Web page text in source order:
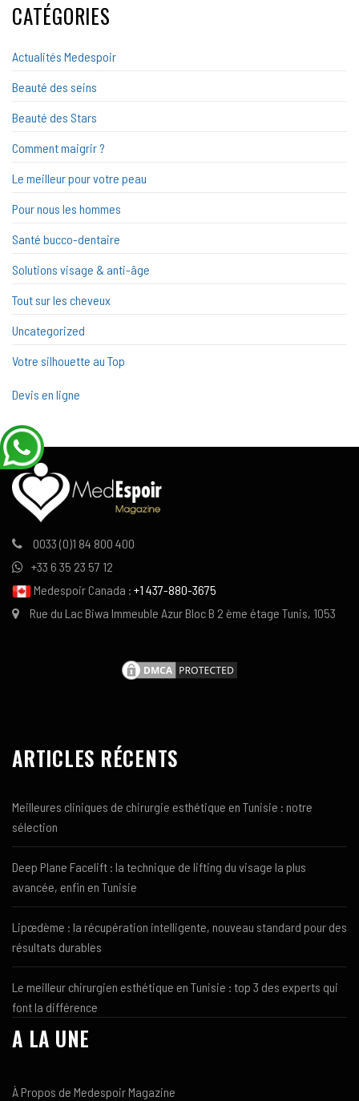
CATÉGORIES
Actualités Medespoir
Beauté des seins
Beauté des Stars
Comment maigrir ?
Le meilleur pour votre peau
Pour nous les hommes
Santé bucco-dentaire
Solutions visage & anti-âge
Tout sur les cheveux
Uncategorized
Votre silhouette au Top
Devis en ligne
0033 (0)1 84 800 400
+33 6 35 23 57 12
Medespoir Canada : +1 437-880-3675
Rue du Lac Biwa Immeuble Azur Bloc B 2 ème étage Tunis, 1053
ARTICLES RÉCENTS
Meilleures cliniques de chirurgie esthétique en Tunisie : notre
sélection
Deep Plane Facelift : la technique de lifting du visage la plus
avancée, enfin en Tunisie
Lipœdème : la récupération intelligente, nouveau standard pour des
résultats durables
Le meilleur chirurgien esthétique en Tunisie : top 3 des experts qui
font la différence
A LA UNE
À Propos de Medespoir Magazine